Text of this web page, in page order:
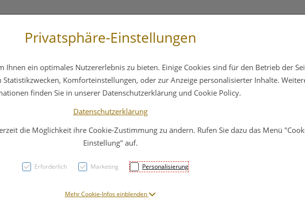
Hautpflege Familie Nahrungsergänzung
Alessandro
931 Petite
Privatsphäre-Einstellungen
Ihnen ein optimales Nutzererlebnis zu bieten. Einige Cookies sind für den Betrieb der
Komforteinstellungen, oder zur Anzeige personalisierter Inhalte.
finden Sie in unserer Datenschutzerklärung und Cookie Policy.
Datenschutzerklärung
die Möglichkeit ihre Cookie-Zustimmung zu ändern. Rufen Sie dazu das Menü
Einstellung" auf.
Erforderlich Marketing Personalisierung
Mehr Cookie-Infos einblenden